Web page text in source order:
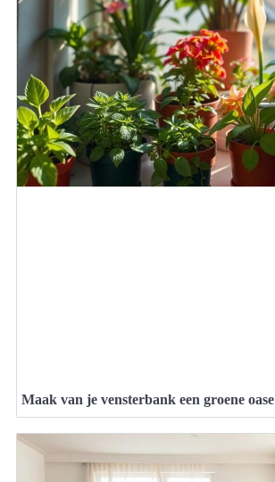
Maak van je vensterbank een groene oase